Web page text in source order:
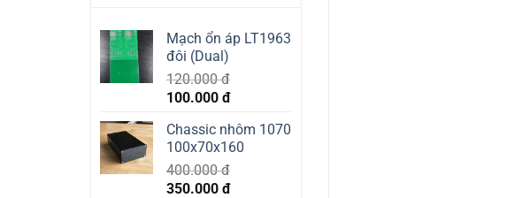
Mạch ổn áp LT1963
đôi (Dual)
120.000đ
Original
was:
120.000 đ.
100.000 đCurrent
is:
100.000 đ.
Chassic nhôm 1070
100x70x160
400.000đ
Original
350.000 đCurrent